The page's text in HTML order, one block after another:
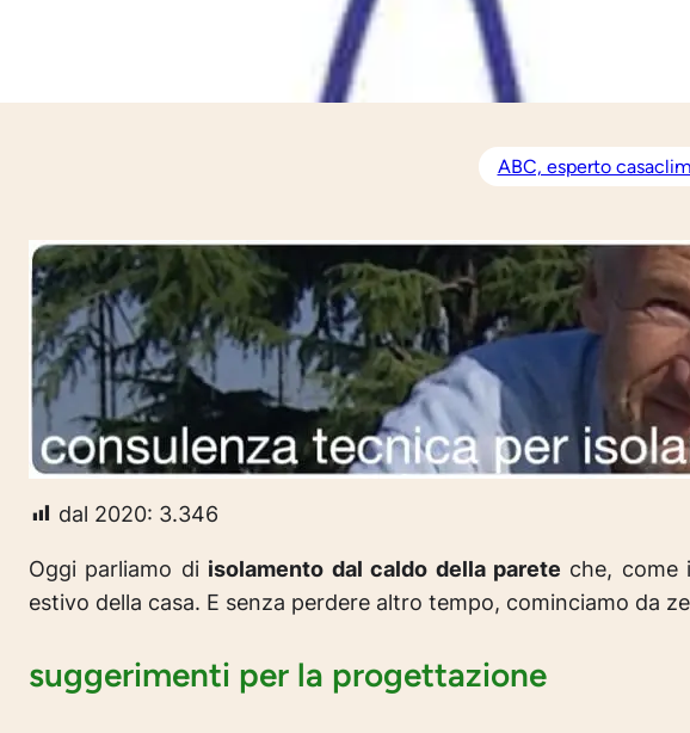
ABC, esperto
dal 2020: 3.346
Oggi parliamo di isolamento dal caldo della parete che, come
estivo della casa. E senza perdere altro tempo, cominciamo da
suggerimenti per la progettazione